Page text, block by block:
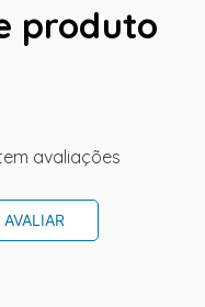
produto
avaliações